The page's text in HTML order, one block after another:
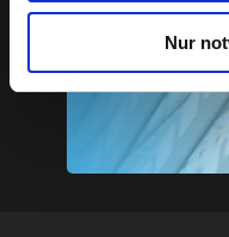
Nur